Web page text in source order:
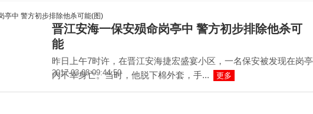
晋江安海一保安殒命岗亭中 警方初步排除他杀可
能
昨日上午7时许，在晋江安海捷宏盛宴小区，一名保安被发现在岗亭
内不幸身亡。当时，他脱下棉外套，手...
更多
2017-03-08 09:44:50